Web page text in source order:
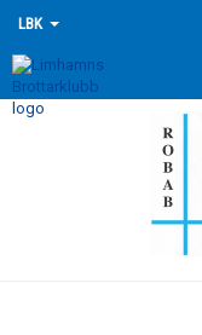
LBK
HEM